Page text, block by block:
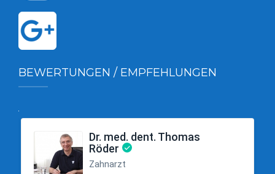
BEWERTUNGEN / EMPFEHLUNGEN